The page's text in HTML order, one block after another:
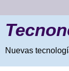
Nuevas